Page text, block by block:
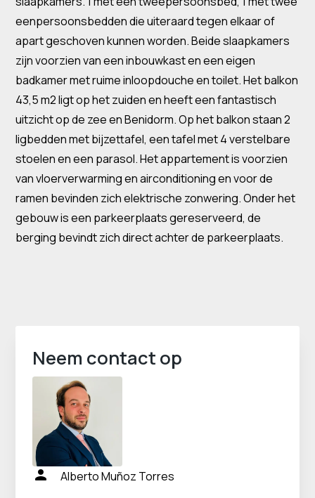
eenpersoonsbedden die uiteraard tegen elkaar of
apart geschoven kunnen worden. Beide slaapkamers
zijn voorzien van een inbouwkast en een eigen
badkamer met ruime inloopdouche en toilet. Het balkon
43,5 m2 ligt op het zuiden en heeft een fantastisch
uitzicht op de zee en Benidorm. Op het balkon staan ​​2
ligbedden met bijzettafel, een tafel met 4 verstelbare
stoelen en een parasol. Het appartement is voorzien
van vloerverwarming en airconditioning en voor de
ramen bevinden zich elektrische zonwering. Onder het
gebouw is een parkeerplaats gereserveerd, de
berging bevindt zich direct achter de parkeerplaats.
Neem contact op
Alberto Muñoz Torres